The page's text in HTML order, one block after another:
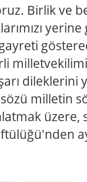
Birlik ve
dileklerini
milletin